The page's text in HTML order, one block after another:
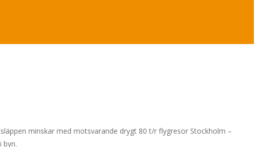
minskar med motsvarande drygt 80 t/r flygresor Stockholm –
byn.